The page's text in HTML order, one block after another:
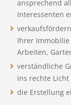
ansprechend
Interessenten
Ihrer Immobilie
Arbeiten,
verständliche
ins rechte Licht
die Erstellung